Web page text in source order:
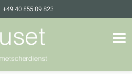
+49 40 855 09 823